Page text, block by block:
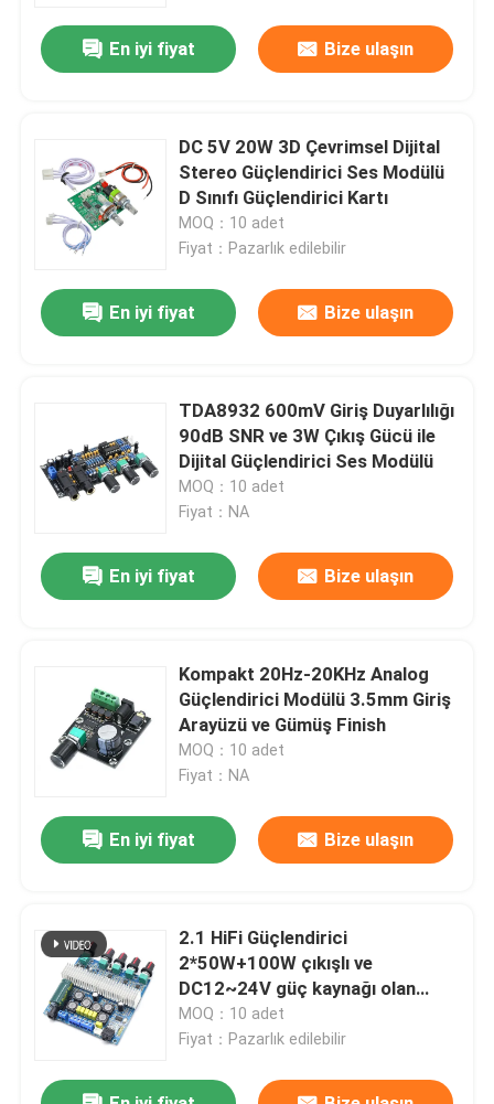
En iyi fiyat Bize ulaşın
DC 5V 20W 3D Çevrimsel Dijital
Stereo Güçlendirici Ses Modülü
D Sınıfı Güçlendirici Kartı
MOQ：10 adet
Fiyat：Pazarlık edilebilir
En iyi fiyat Bize ulaşın
TDA8932 600mV Giriş Duyarlılığı
90dB SNR ve 3W Çıkış Gücü ile
Dijital Güçlendirici Ses Modülü
MOQ：10 adet
Fiyat：NA
En iyi fiyat Bize ulaşın
Kompakt 20Hz-20KHz Analog
Güçlendirici Modülü 3.5mm Giriş
Arayüzü ve Gümüş Finish
MOQ：10 adet
Fiyat：NA
En iyi fiyat Bize ulaşın
2.1 HiFi Güçlendirici
2*50W+100W çıkışlı ve
DC12~24V güç kaynağı olan
Bluetooth 5.0 Ses Kartı
MOQ：10 adet
Fiyat：Pazarlık edilebilir